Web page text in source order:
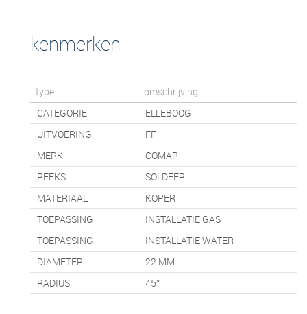
kenmerken
type
omschrijving
CATEGORIE
ELLEBOOG
UITVOERING
FF
MERK
COMAP
REEKS
SOLDEER
MATERIAAL
KOPER
TOEPASSING
INSTALLATIE GAS
TOEPASSING
INSTALLATIE WATER
DIAMETER
22 MM
RADIUS
45°